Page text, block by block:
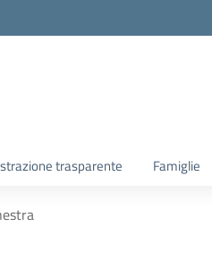
trasparente Famiglie